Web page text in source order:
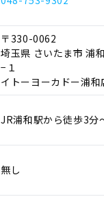
〒330-0062
埼玉県 さいたま市 浦
−１
イトーヨーカドー浦和
JR浦和駅から徒歩3分
無し